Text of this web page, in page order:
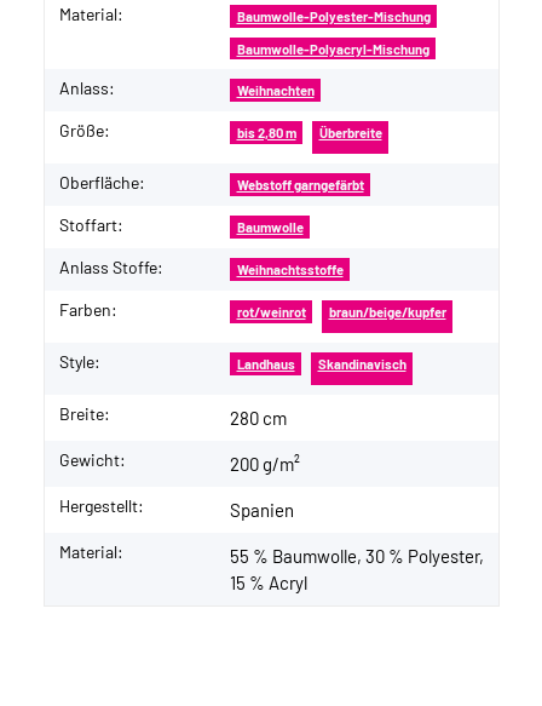
Material: Baumwolle-Polyester-Mischung
Baumwolle-Polyacryl-Mischung
Anlass: Weihnachten
Größe: bis 2,80 m Überbreite
Oberfläche: Webstoff garngefärbt
Stoffart: Baumwolle
Anlass Stoffe: Weihnachtsstoffe
Farben: rot/weinrot braun/beige/kupfer
Style: Landhaus Skandinavisch
Breite: 280 cm
Gewicht: 200 g/m²
Hergestellt: Spanien
Material:
55 % Baumwolle, 30 % Polyester,
15 % Acryl